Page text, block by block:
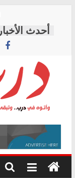
content
درب
وأتوه
درب..
وتبقى
هي